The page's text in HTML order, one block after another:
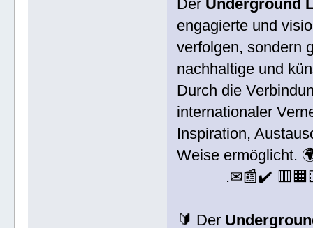
Der Underground
engagierte und
verfolgen, sondern
nachhaltige und
Durch die
internationaler
Inspiration,
Weise ermöglicht.
.✉📰✔️
🔰 Der